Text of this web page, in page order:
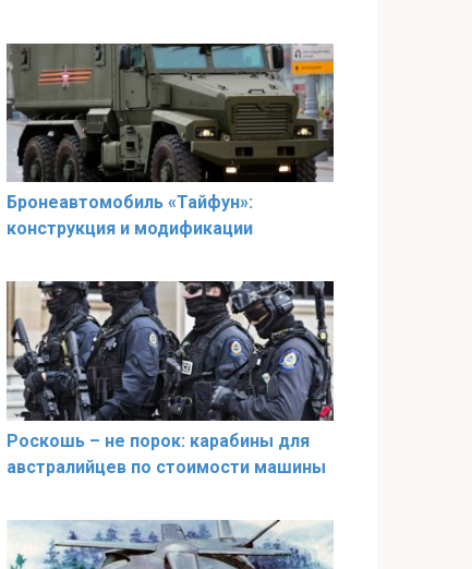
​​​​Бронеавтомобиль «Тайфун»:
конструкция и модификации
Роскошь – не порок: карабины для
австралийцев по стоимости машины